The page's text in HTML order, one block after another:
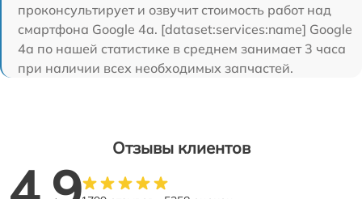
проконсультирует и озвучит стоимость работ над
смартфона Google 4a. [dataset:services:name] Google
4a по нашей статистике в среднем занимает 3 часа
при наличии всех необходимых запчастей.
Отзывы клиентов